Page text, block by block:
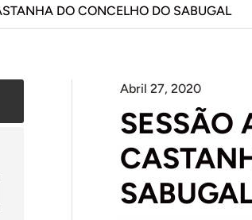
DO CONCELHO DO SABUGAL
Abril 27, 2020
SESSÃO